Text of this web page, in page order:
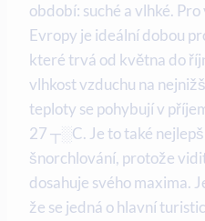
období: suché a vlhké.
Evropy je ideální dobou
které trvá od května do
vlhkost vzduchu na
teploty se pohybují v
27 ┬░C. Je to také
šnorchlování, protože
dosahuje svého maxima.
že se jedná o hlavní